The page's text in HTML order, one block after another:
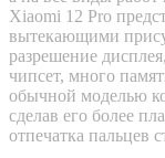
Xiaomi 12 Pro
вытекающими
разрешение
чипсет, много
обычной моделью
сделав его более
отпечатка пальцев